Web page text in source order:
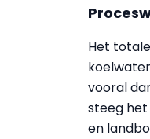
Het
vooral
steeg
en